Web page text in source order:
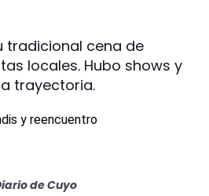
tradicional cena de
locales. Hubo shows y
trayectoria.
de Cuyo